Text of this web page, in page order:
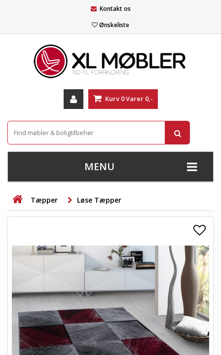
Kontakt os
Ønskeliste
Kurv 0Varer 0,-
MENU
+
STUE
+
+
SOVEVÆRELSE
+
+
+
+
LAMPER
+
ENTREMØBLER
Tæpper Løse Tæpper